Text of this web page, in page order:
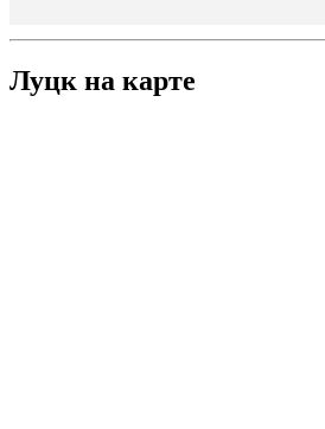
Луцк на карте